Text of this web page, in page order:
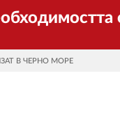
от
В ЧЕРНО МОРЕ